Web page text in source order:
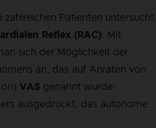
zahlreichen Patienten untersucht
Reflex (RAC). Mit
sich der Möglichkeit der
an, das auf Anraten von
VAS genannt wurde:
ausgedrückt, das autonome